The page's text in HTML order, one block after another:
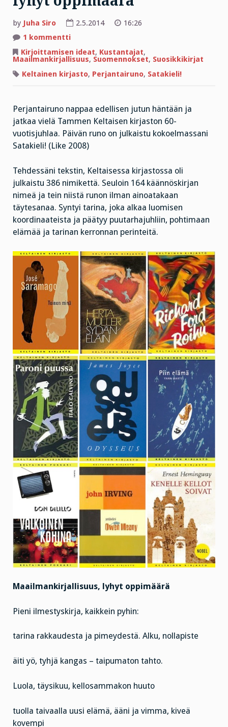
by Juha Siro 2.5.2014
16:26
1 kommenttiartikkeliin
lyhyt
oppimäärä
Kirjoittamisen ideat, Kustantajat,
Maailmankirjallisuus, Suomennokset, Suosikkikirjat
Keltainen kirjasto, Perjantairuno, Satakieli!
Perjantairuno nappaa edellisen jutun häntään ja
jatkaa vielä Tammen Keltaisen kirjaston 60-
vuotisjuhlaa. Päivän runo on julkaistu kokoelmassani
Satakieli! (Like 2008)
Tehdessäni tekstin, Keltaisessa kirjastossa oli
julkaistu 386 nimikettä. Seuloin 164 käännöskirjan
nimeä ja tein niistä runon ilman ainoatakaan
täytesanaa. Syntyi tarina, joka alkaa luomisen
koordinaateista ja päätyy puutarhajuhliin, pohtimaan
elämää ja tarinan kerronnan perinteitä.
Maailmankirjallisuus, lyhyt oppimäärä
Pieni ilmestyskirja, kaikkein pyhin:
tarina rakkaudesta ja pimeydestä. Alku, nollapiste
äiti yö, tyhjä kangas – taipumaton tahto.
Luola, täysikuu, kellosammakon huuto
tuolla taivaalla uusi elämä, ääni ja vimma, kiveä
kovempi